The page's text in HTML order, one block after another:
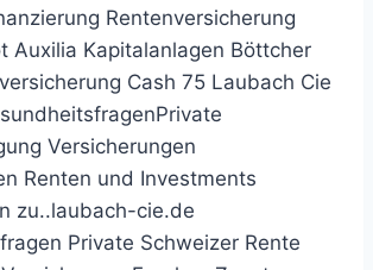
Rentenversicherung
Auxilia Kapitalanlagen Böttcher
Cash 75 Laubach Cie
Versicherungen
Renten und Investments
zu..laubach-cie.de
Private Schweizer Rente